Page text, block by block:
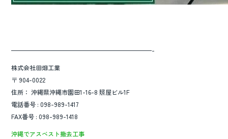
———————————————————————-
株式会社田畑工業
〒 904-0022
住所： 沖縄県沖縄市園田1-16-8 照屋ビル1F
電話番号 : 098-989-1417
FAX番号 : 098-989-1418
沖縄でアスベスト撤去工事